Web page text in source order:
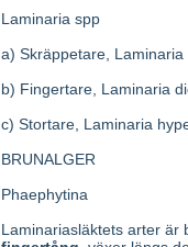
Laminaria spp
a) Skräppetare, Laminaria
b) Fingertare, Laminaria
c) Stortare, Laminaria
BRUNALGER
Phaephytina
Laminariasläktets arter är